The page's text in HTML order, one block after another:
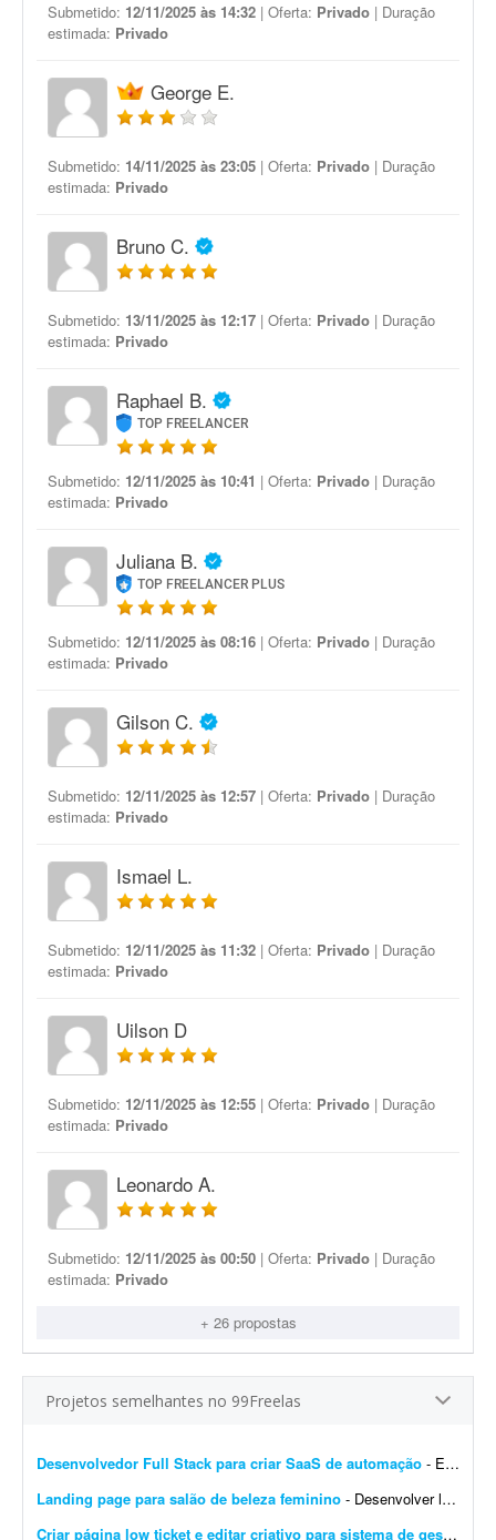
Submetido: 12/11/2025 às 14:32 | Oferta: Privado | Duração
estimada: Privado
George E.
Submetido: 14/11/2025 às 23:05 | Oferta: Privado | Duração
estimada: Privado
Bruno C.
Submetido: 13/11/2025 às 12:17 | Oferta: Privado | Duração
estimada: Privado
Raphael B.
TOP FREELANCER
Submetido: 12/11/2025 às 10:41 | Oferta: Privado | Duração
estimada: Privado
Juliana B.
TOP FREELANCER PLUS
Submetido: 12/11/2025 às 08:16 | Oferta: Privado | Duração
estimada: Privado
Gilson C.
Submetido: 12/11/2025 às 12:57 | Oferta: Privado | Duração
estimada: Privado
Ismael L.
Submetido: 12/11/2025 às 11:32 | Oferta: Privado | Duração
estimada: Privado
Uilson D
Submetido: 12/11/2025 às 12:55 | Oferta: Privado | Duração
estimada: Privado
Leonardo A.
Submetido: 12/11/2025 às 00:50 | Oferta: Privado | Duração
estimada: Privado
+ 26 propostas
Projetos semelhantes no 99Freelas
Desenvolvedor Full Stack para criar SaaS de automação - Estou procurando um desenvolvedor Full Stack para desenvolver um projeto do zero. O objetivo é criar um SaaS completo de automação para redes sociais, iniciando com um MVP robu...
Landing page para salão de beleza feminino - Desenvolver landing page para salão de beleza feminino, com foco em agendamentos via WhatsApp. Deve conter: - Serviços - Galeria - Depoimentos - Localização - Design re...
Criar página low ticket e editar criativo para sistema de gestão